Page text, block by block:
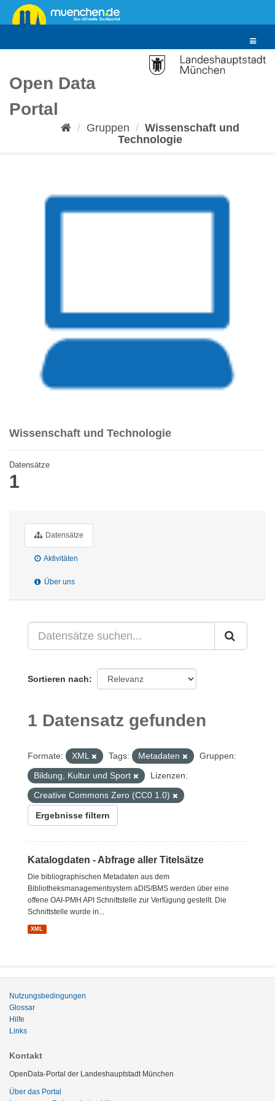
Überspringen
zum
Toggle
Open Data
Portal
Gruppen
Wissenschaft und
Technologie
Wissenschaft und Technologie
Datensätze
1
Datensätze
Aktivitäten
Über uns
Sortieren nach
1 Datensatz gefunden
Formate: XML Tags: Metadaten
Gruppen:
Bildung, Kultur und Sport
Lizenzen:
Creative Commons Zero (CC0 1.0)
Ergebnisse filtern
Katalogdaten - Abfrage aller Titelsätze
Die bibliographischen Metadaten aus dem
Bibliotheksmanagementsystem aDIS/BMS werden über eine
offene OAI-PMH API Schnittstelle zur Verfügung gestellt. Die
Schnittstelle wurde in...
XML
Nutzungsbedingungen
Glossar
Hilfe
Links
Kontakt
OpenData-Portal der Landeshauptstadt München
Über das Portal